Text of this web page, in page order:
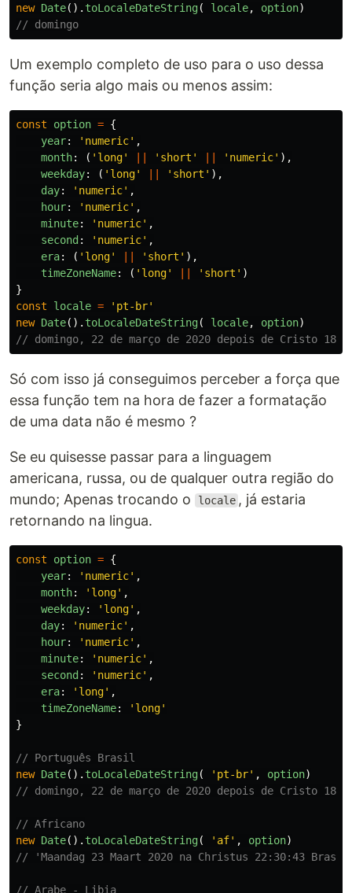
new Date(). toLocaleDateString( locale, option)
// domingo
Um exemplo completo de uso para o uso dessa
função seria algo mais ou menos assim:
const option = {
year: ' numeric' ,
month: ( ' long' ' short ' ' numeric' ),
weekday: ( ' long' ' short ' ),
day: ' numeric' ,
hour: ' numeric' ,
minute: ' numeric' ,
second : ' numeric' ,
era: ( ' long' ' short ' ),
timeZoneName: ( ' long' ' short ' )
}
const
locale = ' pt-br'
new Date(). toLocaleDateString( locale, option)
// domingo, 22 de março de 2020 depois de Cristo
Só com isso já conseguimos perceber a força que
essa função tem na hora de fazer a formatação
de uma data não é mesmo ?
Se eu quisesse passar para a linguagem
americana, russa, ou de qualquer outra região do
mundo; Apenas trocando o
locale , já estaria
retornando na lingua.
const option = {
year: ' numeric' ,
month: ' long' ,
weekday: ' long' ,
day: ' numeric' ,
hour: ' numeric' ,
minute: ' numeric' ,
second : ' numeric' ,
era: ' long' ,
timeZoneName: ' long'
}
// Português Brasil
new Date(). toLocaleDateString( ' pt-br' , option)
// domingo, 22 de março de 2020 depois de Cristo
// Africano
new Date(). toLocaleDateString( ' af' , option)
// 'Maandag 23 Maart 2020 na Christus 22:30:43
// Arabe - Libia